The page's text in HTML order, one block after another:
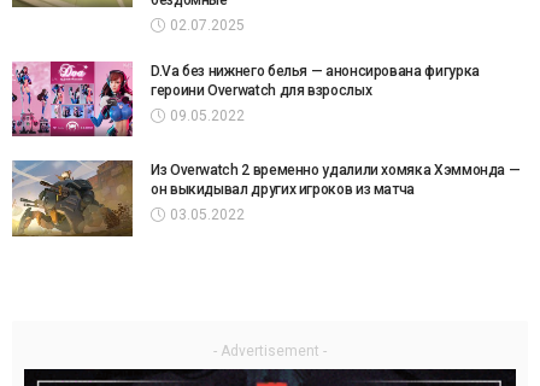
02.07.2025
D.Va без нижнего белья — анонсирована фигурка
героини Overwatch для взрослых
09.05.2022
Из Overwatch 2 временно удалили хомяка Хэммонда —
он выкидывал других игроков из матча
03.05.2022
- Advertisement -